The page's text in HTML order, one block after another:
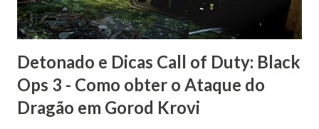
Detonado e Dicas Call of Duty: Black
Ops 3 - Como obter o Ataque do
Dragão em Gorod Krovi